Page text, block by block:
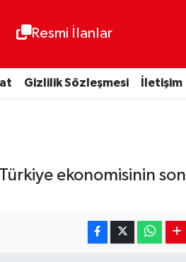
Resmi İlanlar
Gizlilik Sözleşmesi İletişim
ekonomisinin son